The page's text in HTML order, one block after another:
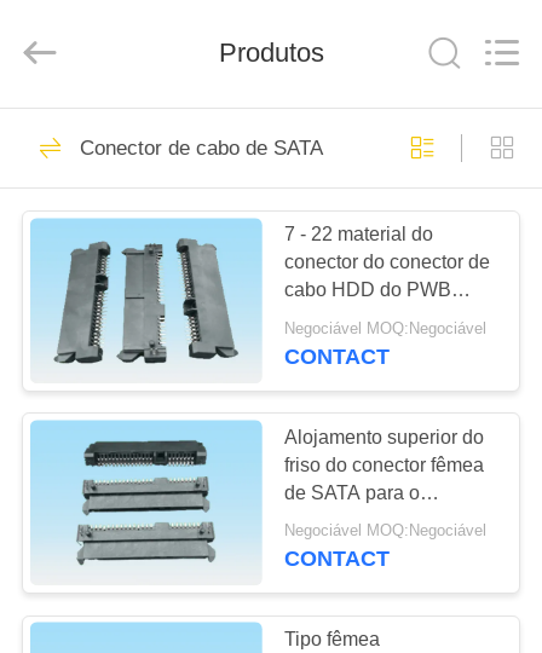
CASA
PRODUTOS
SOBRE
NÓS
EXCURSÃO
DA
FÁBRICA
CONTROLE
DA
QUALIDADE
Copyright
Dalee
Developed
conector de cabo do
fpc
placa para
embarcar o
conector
85
Produtos
Conector de cabo de SATA
7 - 22 material do
conector do conector de
cabo HDD do PWB
SATA do MERGULHO
do Pin SMT SATA
Negociável MOQ:Negociável
CONTACT
Alojamento superior do
friso do conector fêmea
de SATA para o
conector de Computor
do adaptador do poder
Negociável MOQ:Negociável
CONTACT
Tipo fêmea